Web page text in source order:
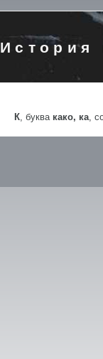
История
К, буква како, ка,